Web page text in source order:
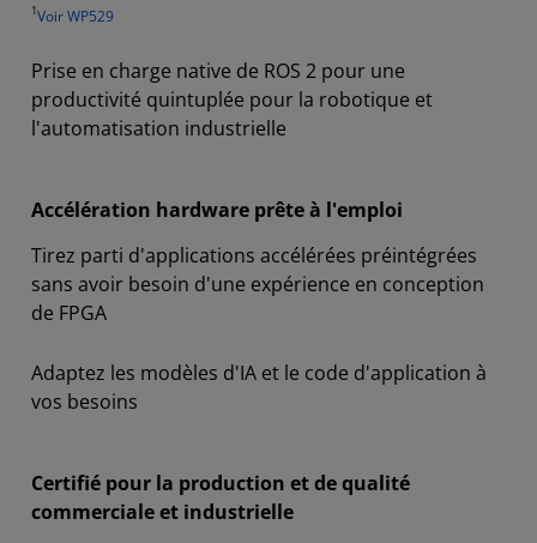
1Voir WP529
Prise en charge native de ROS 2 pour une
productivité quintuplée pour la robotique et
l'automatisation industrielle
Accélération hardware prête à l'emploi
Tirez parti d'applications accélérées préintégrées
sans avoir besoin d'une expérience en conception
de FPGA
Adaptez les modèles d'IA et le code d'application à
vos besoins
Certifié pour la production et de qualité
commerciale et industrielle